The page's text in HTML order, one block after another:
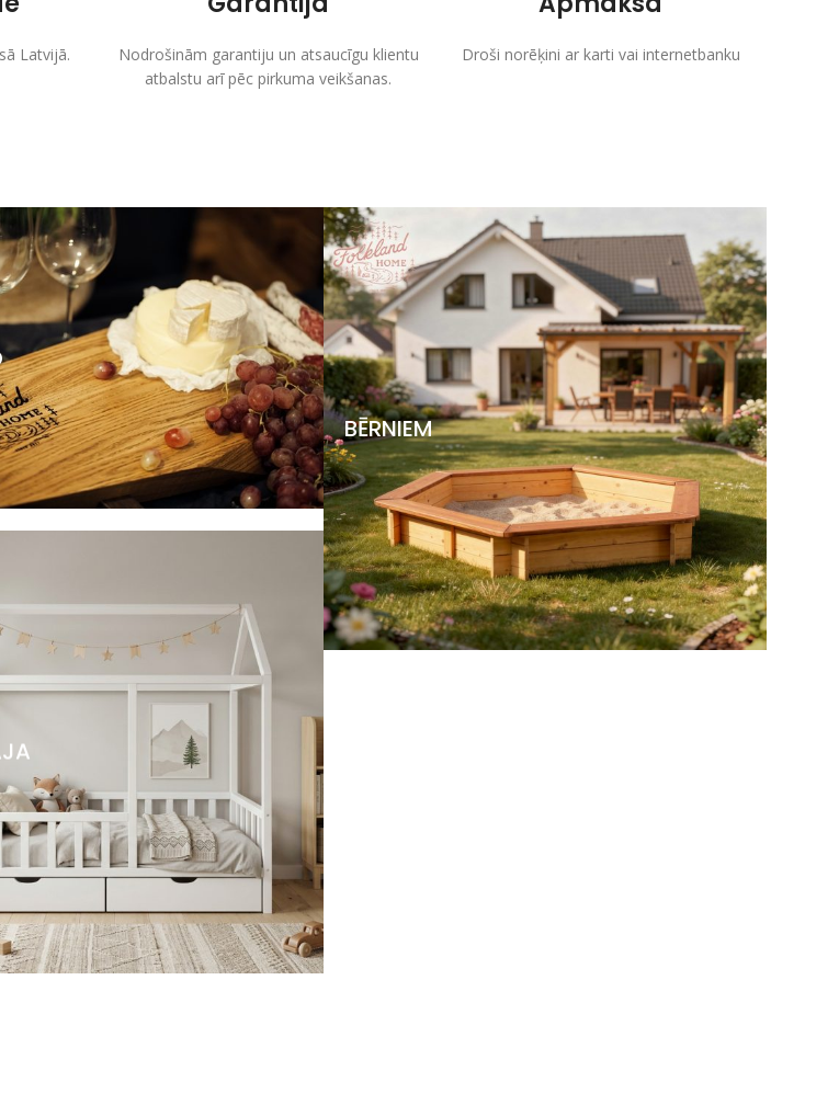
Latvijā.
Nodrošinām garantiju un atsaucīgu klientu
atbalstu arī pēc pirkuma veikšanas.
Droši norēķini ar karti vai internetbanku
BĒRNIEM